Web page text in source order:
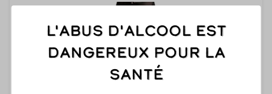
L'abus d'alcool est
dangereux pour la
santé